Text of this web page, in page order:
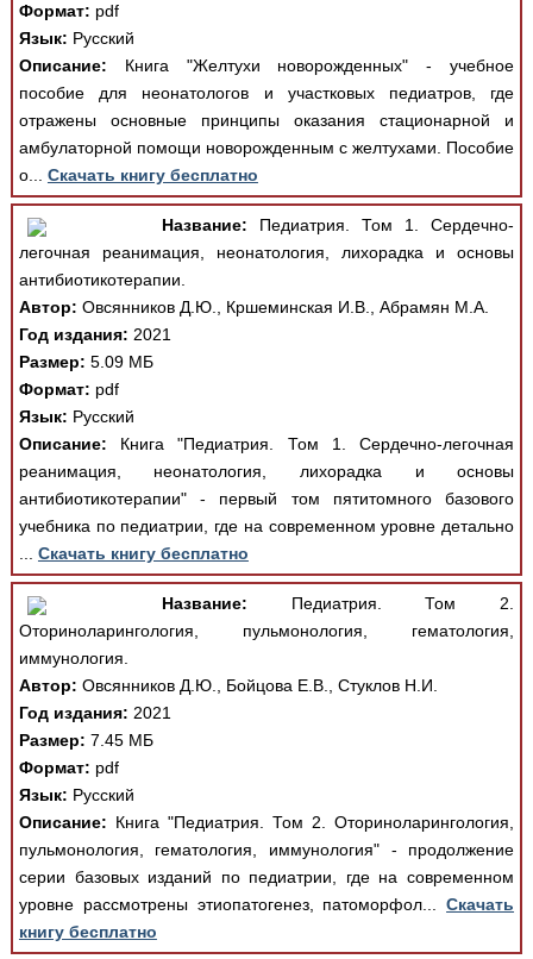
Формат: pdf
Язык: Русский
Описание: Книга "Желтухи новорожденных" - учебное
пособие для неонатологов и участковых педиатров, где
отражены основные принципы оказания стационарной и
амбулаторной помощи новорожденным с желтухами. Пособие
о... Скачать книгу бесплатно
Название: Педиатрия. Том 1. Сердечно-
легочная реанимация, неонатология, лихорадка и основы
антибиотикотерапии.
Автор: Овсянников Д.Ю., Кршеминская И.В., Абрамян М.А.
Год издания: 2021
Размер: 5.09 МБ
Формат: pdf
Язык: Русский
Описание: Книга "Педиатрия. Том 1. Сердечно-легочная
реанимация, неонатология, лихорадка и основы
антибиотикотерапии" - первый том пятитомного базового
учебника по педиатрии, где на современном уровне детально
Скачать книгу бесплатно
Название: Педиатрия. Том 2.
Оториноларингология, пульмонология, гематология,
иммунология.
Автор: Овсянников Д.Ю., Бойцова Е.В., Стуклов Н.И.
Год издания: 2021
Размер: 7.45 МБ
Формат: pdf
Язык: Русский
Описание: Книга "Педиатрия. Том 2. Оториноларингология,
пульмонология, гематология, иммунология" - продолжение
серии базовых изданий по педиатрии, где на современном
уровне рассмотрены этиопатогенез, патоморфол...Скачать
книгу бесплатно